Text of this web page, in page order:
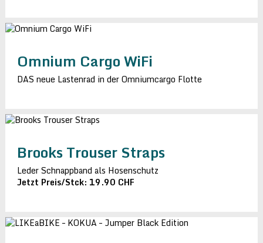
Omnium Cargo WiFi
DAS neue Lastenrad in der Omniumcargo Flotte
Brooks Trouser Straps
Leder Schnappband als Hosenschutz
Jetzt Preis/Stck: 19.90 CHF